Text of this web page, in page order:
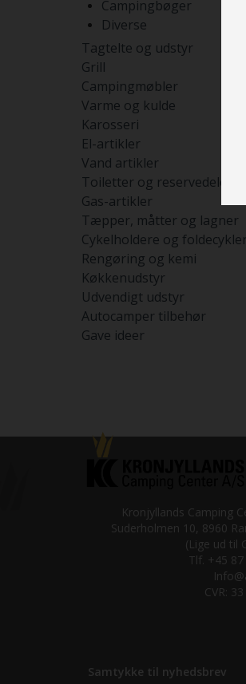
Campingbøger
Diverse
Tagtelte og udstyr
Grill
Campingmøbler
Varme og kulde
Karosseri
El-artikler
Vand artikler
Toiletter og reservedele
Gas-artikler
Tæpper, måtter og lagner
Cykelholdere og foldecykler
Rengøring og kemi
Køkkenudstyr
Udvendigt udstyr
Autocamper tilbehør
Gave ideer
Kronjyllands Camping
Suderholmen 10, 8960
(Lige ud til
Tlf. +45
CVR:
Samtykke til nyhedsbrev